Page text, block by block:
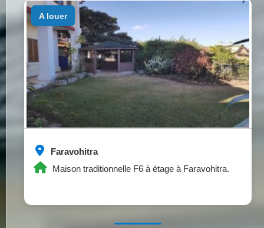
Faravohitra
Maison traditionnelle F6 à étage à Faravohitra.
a louer